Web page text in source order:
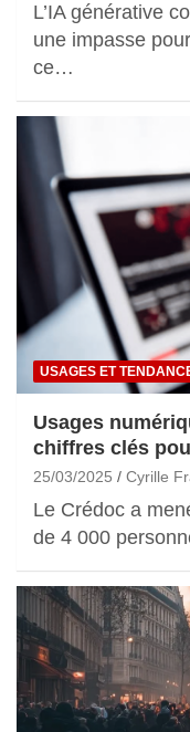
L’IA générative
une impasse
ce…
USAGES ET
Usages
chiffres clés
25/03/2025 Cyrille
Le Crédoc a
de 4 000